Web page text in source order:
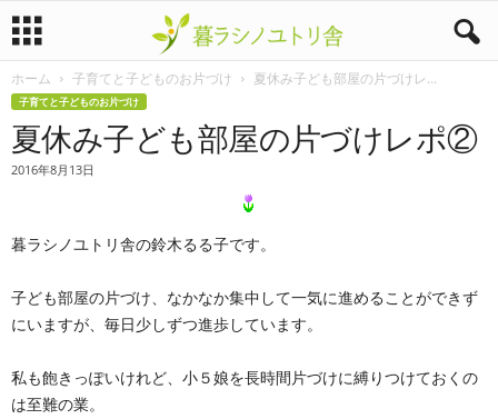
暮
ノ
ト
リ
ホーム 子育てと子どものお片づけ 夏休み子ども部屋の片づけレ...
子育てと子どものお片づけ
夏休み子ども部屋の片づけレポ②
2016年8月13日
暮ラシノユトリ舎の鈴木るる子です。
子ども部屋の片づけ、なかなか集中して一気に進めることができず
にいますが、毎日少しずつ進歩しています。
私も飽きっぽいけれど、小５娘を長時間片づけに縛りつけておくの
は至難の業。